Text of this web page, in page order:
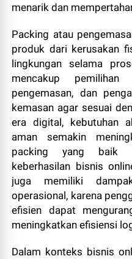
menarik dan
Packing atau
produk dari kerusakan
lingkungan selama
mencakup
pengemasan, dan
kemasan agar sesuai
era digital, kebutuhan
aman semakin
packing yang baik
keberhasilan bisnis
juga memiliki
operasional, karena
efisien dapat
meningkatkan efisiensi
Dalam konteks bisnis